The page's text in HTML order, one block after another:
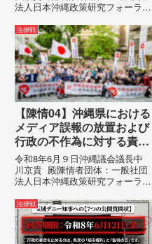
法人日本沖縄政策研究フォーラム
所：沖縄県那覇市電 話：080-違
法な沖縄県の条例運用が改善され
るまで運用停止を求める陳情陳情
の趣旨沖縄県は、「沖縄県...
法律戦
【陳情04】沖縄県における
メディア誤報の放置および
行政の不作為に対する責任
追及と再発防止策を求める
陳情
令和8年6月９日沖縄議会議長中
川京貴 殿陳情者団体：一般社団
法人日本沖縄政策研究フォーラム
所：沖縄県那覇市電 話：080-
【陳情03】沖縄県におけるメデ
ィア誤報の放置および行政の不作
為に対する責任追及と再発防...
法律戦